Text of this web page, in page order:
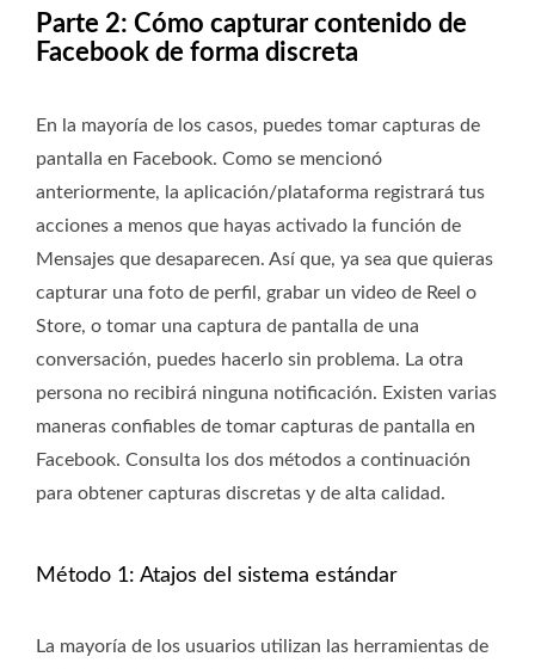
Parte 2: Cómo capturar contenido de
Facebook de forma discreta
En la mayoría de los casos, puedes tomar capturas de
pantalla en Facebook. Como se mencionó
anteriormente, la aplicación/plataforma registrará tus
acciones a menos que hayas activado la función de
Mensajes que desaparecen. Así que, ya sea que quieras
capturar una foto de perfil, grabar un video de Reel o
Store, o tomar una captura de pantalla de una
conversación, puedes hacerlo sin problema. La otra
persona no recibirá ninguna notificación. Existen varias
maneras confiables de tomar capturas de pantalla en
Facebook. Consulta los dos métodos a continuación
para obtener capturas discretas y de alta calidad.
Método 1: Atajos del sistema estándar
La mayoría de los usuarios utilizan las herramientas de